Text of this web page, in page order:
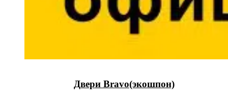
Двери Bravo(экошпон)